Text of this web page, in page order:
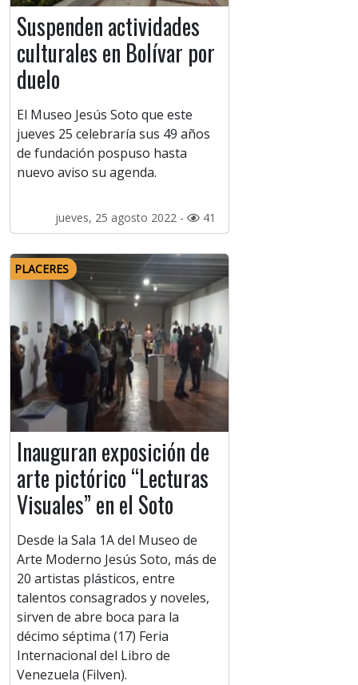
Suspenden actividades
culturales en Bolívar por
duelo
El Museo Jesús Soto que este
jueves 25 celebraría sus 49 años
de fundación pospuso hasta
nuevo aviso su agenda.
jueves, 25 agosto 2022 - 41
PLACERES
Inauguran exposición de
arte pictórico “Lecturas
Visuales” en el Soto
Desde la Sala 1A del Museo de
Arte Moderno Jesús Soto, más de
20 artistas plásticos, entre
talentos consagrados y noveles,
sirven de abre boca para la
décimo séptima (17) Feria
Internacional del Libro de
Venezuela (Filven).